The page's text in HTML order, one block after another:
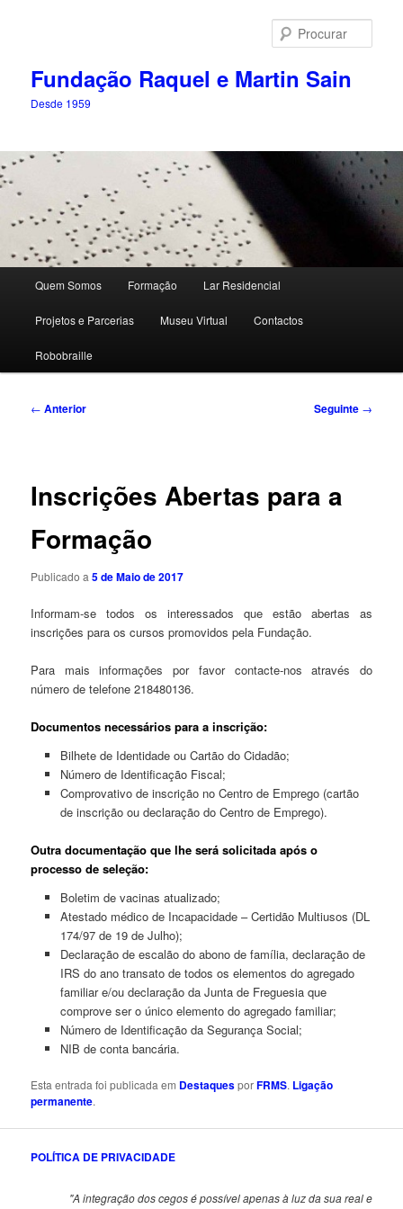
primárioFundação Raquel e Martin Sain
Desde 1959
principal
Quem Somos Formação Lar Residencial
Projetos e Parcerias Museu Virtual Contactos
Robobraille
Navegação
← Anterior Seguinte →
Inscrições Abertas para a
Formação
Publicado a5 de Maio de 2017
Informam-se todos os interessados que estão abertas as
inscrições para os cursos promovidos pela Fundação.
Para mais informações por favor contacte-nos através do
número de telefone 218480136.
Documentos necessários para a inscrição:
Bilhete de Identidade ou Cartão do Cidadão;
Número de Identificação Fiscal;
Comprovativo de inscrição no Centro de Emprego (cartão
de inscrição ou declaração do Centro de Emprego).
Outra documentação que lhe será solicitada após o
processo de seleção:
Boletim de vacinas atualizado;
Atestado médico de Incapacidade – Certidão Multiusos (DL
174/97 de 19 de Julho);
Declaração de escalão do abono de família, declaração de
IRS do ano transato de todos os elementos do agregado
familiar e/ou declaração da Junta de Freguesia que
comprove ser o único elemento do agregado familiar;
Número de Identificação da Segurança Social;
NIB de conta bancária.
Esta entrada foi publicada em DestaquesporFRMS. Ligação
permanente.
POLÍTICA DE PRIVACIDADE
"A integração dos cegos é possível apenas à luz da sua real e